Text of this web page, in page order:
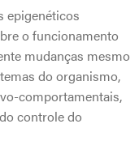
epigenéticos
o funcionamento
mudanças mesmo
do organismo,
comportamentais,
controle do